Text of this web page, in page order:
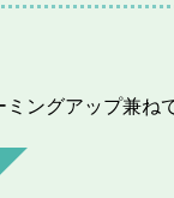
ングアップ兼ね